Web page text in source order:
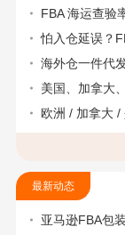
FBA 海运查验
怕入仓延误？
海外仓一件代
美国、加拿大
欧洲 / 加拿大 /
最新动态
亚马逊FBA包